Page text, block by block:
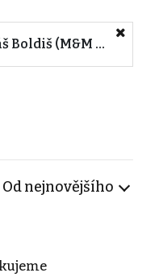
Tomáš Boldiš (M&M reality)
Od nejnovějšího